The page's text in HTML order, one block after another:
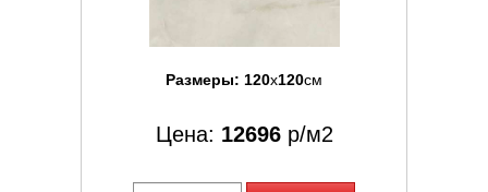
Размеры: 120x120см
Цена: 12696р/м2